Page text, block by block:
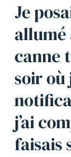
Je
allumé
canne
soir où
j’ai
faisais